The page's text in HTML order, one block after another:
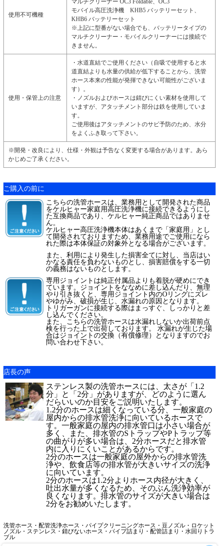
使用不可機種
マルチクリーナー OC3 Foldable、OC3
モバイル高圧洗浄機 KHB5 バッテリーセット、
KHB6 バッテリーセット
※上記に型番がない場合でも、バッテリータイプの
マルチクリーナー・モバイルクリーナーには接続で
きません。
使用・保管上の注意
・水道直結でご使用ください（自吸で使用すると水
道直結よりも水量の供給が低下することから、洗管
ホース本来の性能が発揮できない可能性がございま
す）。
・ノズルおよびホースは錆びにくい素材を使用して
いますが、アタッチメント部分は鉄を使用していま
す。
ご使用後はアタッチメントのサビ予防のため、水分
をよくふき取って下さい。
※開発・改良により、仕様・外観は予告なく変更する場合があります。あら
かじめご了承ください。
ご購入の前に
こちらの洗管ホースは、業務用として開発された商品
をケルヒャー家庭用高圧洗浄機に接続できるようにし
た互換商品であり、ケルヒャー純正商品ではありませ
ん。
ケルヒャー高圧洗浄機本体はあくまで「家庭用」とし
て開発されておりますため、業務用途でご使用になら
れた際は本体保証の対象外となる場合がございます。
また、利用により発生した損害全てに対し、当店はい
かなる責任を負わないものとし、損害賠償をする一切
の義務はないものとします。
専用ジョイントは純正付属品よりも着脱が硬めにでき
ています。ジョイントをななめに差し込んだり、無理
やり引き抜くと、専用ジョイント内のOリングにズレ
やゆがみ、破損が生じ、水漏れの原因となります。
トリガーガンに接続する際はまっすぐ、しっかりと差
し込んでください。
また、こちらの洗管ホースは水漏れしないか出荷前点
検を行った上で出荷しております。 水漏れが生じた場
合はジョイントの交換（有償修理）となりますのでお
問い合わせ下さい。
店長の声
ステンレス製の洗管ホースには、太さが「1.2
分」と「2分」がありますが、どのように選ん
だらいいのか目安をご説明いたします。
1.2分のホースは細くなっている分、一般家庭の
屋内からの排水管洗浄に向いているホースで
す。一般家庭の屋内の排水管口は小さい場合が
多く、また、排水管のSトラップやPトラップ等
の曲がりが多い場合は、2分ホースだと排水管
内に入りにくいことがあるからです。
2分のホースは一般家庭の屋外からの排水管洗
浄や、飲食店等の排水管が大きいサイズの洗浄
に向いています。
2分のホースは1.2分よりホース内径が大きく、
吐出水量が多くなるため、そのぶん洗浄効率が
良くなります。排水管のサイズが大きい場合は
2分をお勧めいたします。
洗管ホース・配管洗浄ホース・パイプクリーニングホース・豆ノズル・ロケット
ノズル・ステンレス・錆びないホース・パイプ詰まり・配管詰まり・水回りトラ
ブル